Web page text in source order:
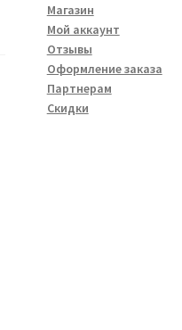
Магазин
Мой аккаунт
Отзывы
Оформление заказа
Партнерам
Скидки